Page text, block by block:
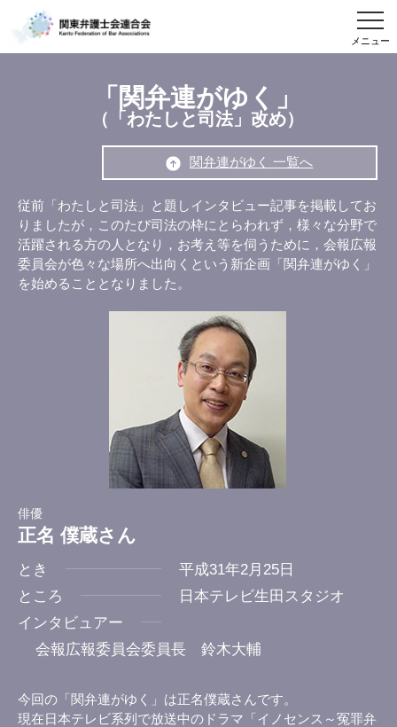
メニュー
「関弁連がゆく」
（「わたしと司法」改め）
関弁連がゆく 一覧へ
従前「わたしと司法」と題しインタビュー記事を掲載してお
りましたが，このたび司法の枠にとらわれず，様々な分野で
活躍される方の人となり，お考え等を伺うために，会報広報
委員会が色々な場所へ出向くという新企画「関弁連がゆく」
を始めることとなりました。
俳優
正名 僕蔵さん
とき
平成31年2月25日
ところ
日本テレビ生田スタジオ
インタビュアー
会報広報委員会委員長 鈴木大輔
今回の「関弁連がゆく」は正名僕蔵さんです。
現在日本テレビ系列で放送中のドラマ「イノセンス～冤罪弁